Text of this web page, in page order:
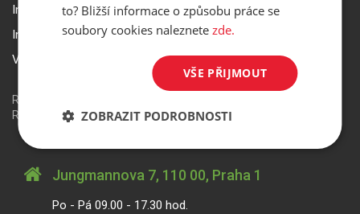
Informace k letecké přepravě
Informace k ubytování a pobytu
Volitelné doplňkové služby
Redakční systém
RealizaceMagicWare
Jungmannova 7, 110 00, Praha 1
Po - Pá 09.00 - 17.30 hod.
to? Bližší informace o způsobu práce se
soubory cookies naleznetezde.
VŠE PŘIJMOUT
ZOBRAZIT PODROBNOSTI